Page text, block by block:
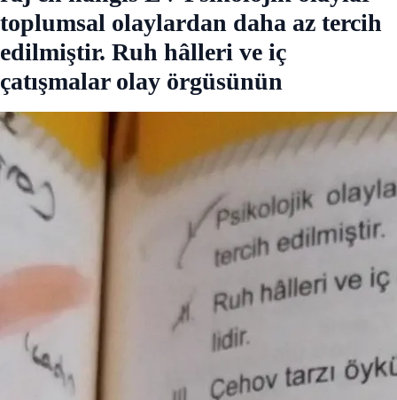
toplumsal olaylardan daha az tercih
edilmiştir. Ruh hâlleri ve iç
çatışmalar olay örgüsünün